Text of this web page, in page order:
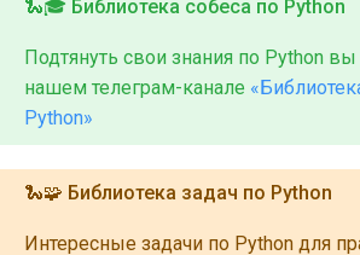
🐍🎓 Библиотека собеса по Python
Подтянуть свои знания по Python
нашем телеграм-канале
Python»
🐍🧩 Библиотека задач по Python
Интересные задачи по Python для